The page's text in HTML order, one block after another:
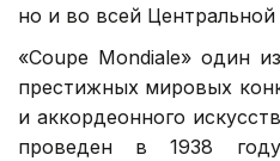
но и во всей Центральной
«Coupe Mondiale» один
престижных мировых
и аккордеонного
проведен в 1938